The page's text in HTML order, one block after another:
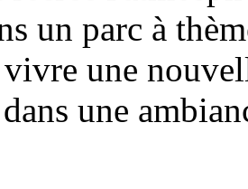
un parc à
une
une